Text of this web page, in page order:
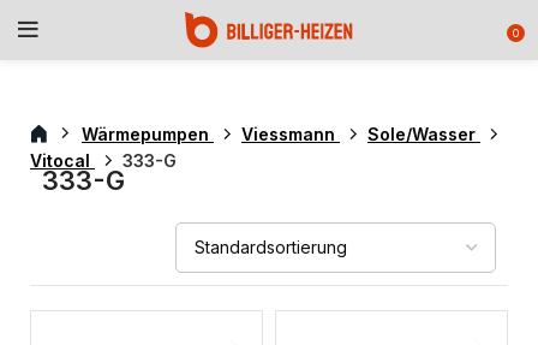
0
Wärmepumpen Viessmann
Sole/Wasser
Vitocal
333-G
333-G